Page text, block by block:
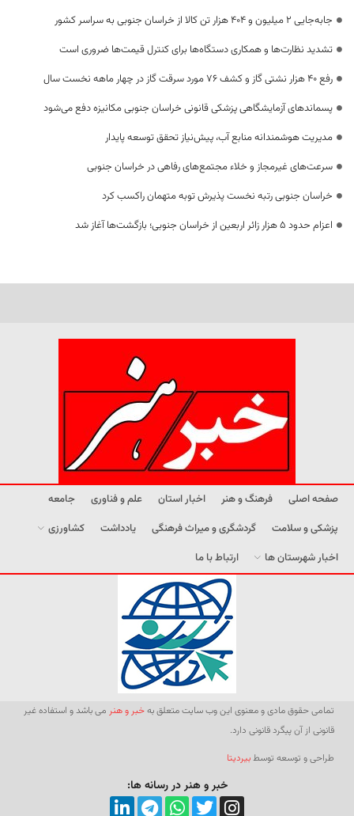
جابه‌جایی 2 میلیون و 404 هزار تن کالا از خراسان جنوبی به سراسر کشور
تشدید نظارت‌ها و همکاری دستگاه‌ها برای کنترل قیمت‌ها ضروری است
رفع 40 هزار نشتی گاز و کشف 76 مورد سرقت گاز در چهار ماهه نخست سال
پسماندهای آزمایشگاهی پزشکی قانونی خراسان جنوبی مکانیزه دفع می‌شود
مدیریت هوشمندانه منابع آب، پیش‌نیاز تحقق توسعه پایدار
سرعت‌های غیرمجاز و خلاء مجتمع‌های رفاهی در خراسان جنوبی
خراسان جنوبی رتبه نخست پذیرش توبه متهمان راکسب کرد
اعزام حدود 5 هزار زائر اربعین از خراسان جنوبی؛ بازگشت‌ها آغاز شد
صفحه اصلی فرهنگ و هنر اخبار استان علم و فناوری
جامعه
پزشکی و سلامت
گردشگری و میراث فرهنگی یادداشت
کشاورزی
اخبار شهرستان ها
ارتباط با ما
تمامی حقوق مادی و معنوی این وب سایت متعلق بهخبر و هنر می باشد و استفاده غیر
قانونی از آن پیگرد قانونی دارد.
طراحی و توسعه توسطبیردیتا
خبر و هنر در رسانه ها: